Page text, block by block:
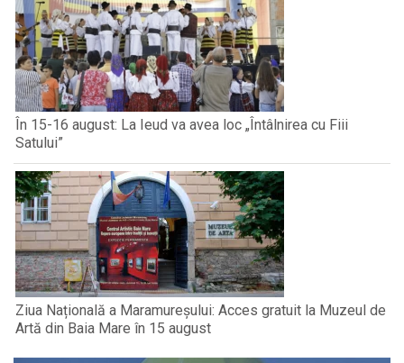
În 15-16 august: La Ieud va avea loc „Întâlnirea cu Fiii
Satului”
Ziua Națională a Maramureșului: Acces gratuit la Muzeul de
Artă din Baia Mare în 15 august